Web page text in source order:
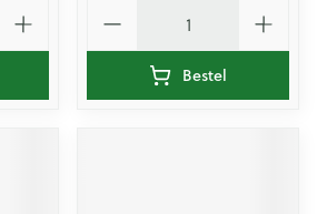
Bestel